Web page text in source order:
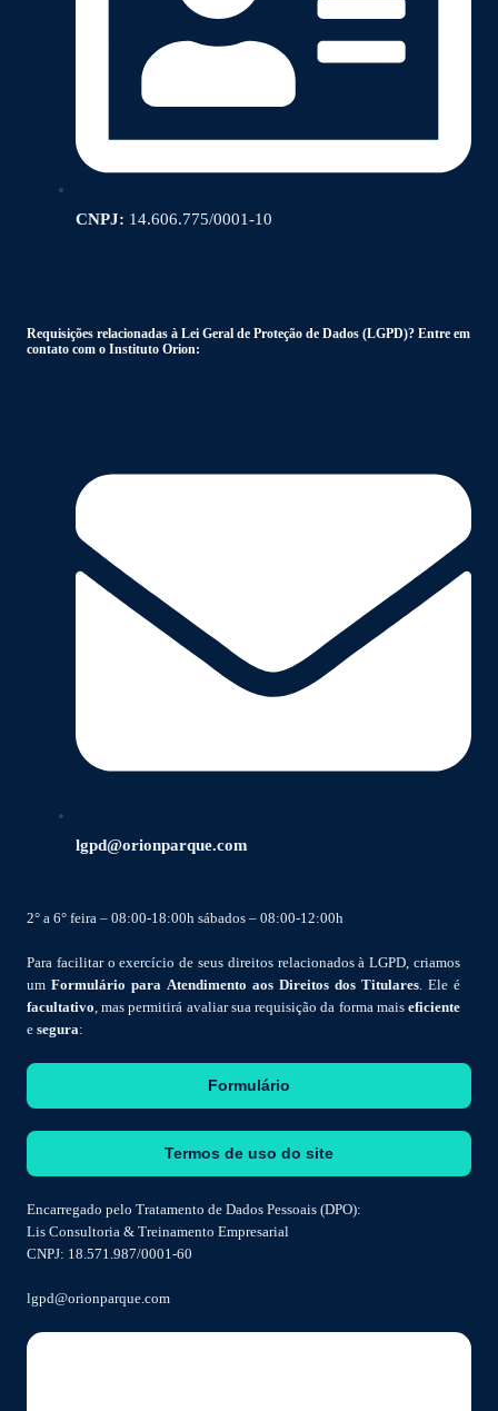
CNPJ: 14.606.775/0001-10
Requisições relacionadas à Lei Geral de Proteção de Dados (LGPD)? Entre em
contato com o Instituto Orion:
lgpd@orionparque.com
2° a 6° feira – 08:00-18:00h sábados – 08:00-12:00h
Para facilitar o exercício de seus direitos relacionados à LGPD, criamos
um Formulário para Atendimento aos Direitos dos Titulares . Ele é
facultativo , mas permitirá avaliar sua requisição da forma mais eficiente
e segura:
Formulário
Termos de uso do site
Encarregado pelo Tratamento de Dados Pessoais (DPO):
Lis Consultoria & Treinamento Empresarial
CNPJ: 18.571.987/0001-60
lgpd@orionparque.com